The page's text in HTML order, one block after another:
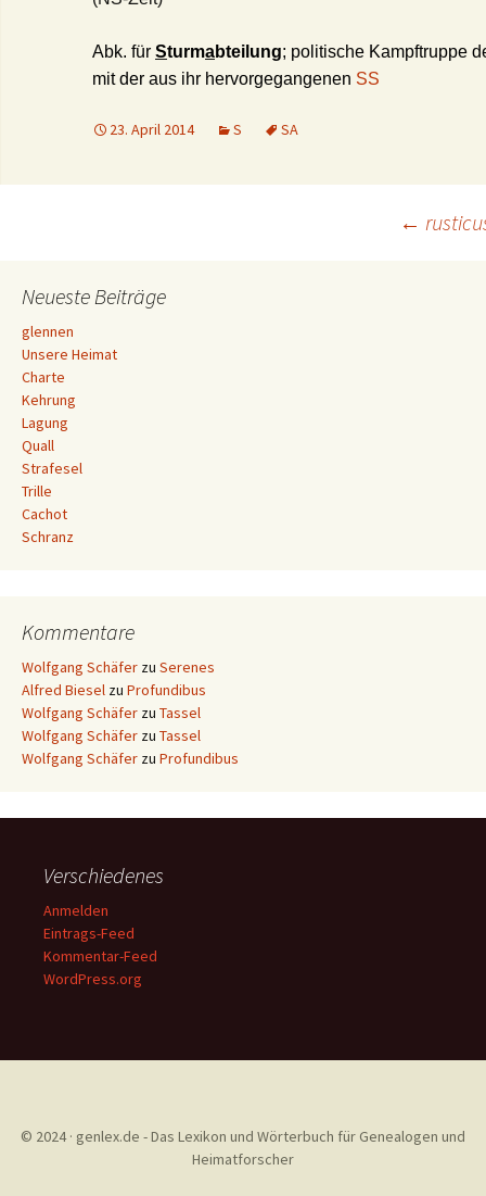
Abk. für Sturmabteilung; politische Kampftruppe
mit der aus ihr hervorgegangenen SS
23. April 2014 S SA
Navigation
←
Neueste Beiträge
glennen
Unsere Heimat
Charte
Kehrung
Lagung
Quall
Strafesel
Trille
Cachot
Schranz
Kommentare
Wolfgang Schäfer zu Serenes
Alfred Biesel zu Profundibus
Wolfgang Schäfer zu Tassel
Wolfgang Schäfer zu Tassel
Wolfgang Schäfer zu Profundibus
Verschiedenes
Anmelden
Eintrags-Feed
Kommentar-Feed
WordPress.org
© 2024 · genlex.de - Das Lexikon und Wörterbuch für Genealogen und
Heimatforscher